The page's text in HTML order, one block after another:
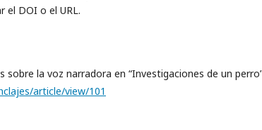
el DOI o el URL.
la voz narradora en “Investigaciones de un
article/view/101